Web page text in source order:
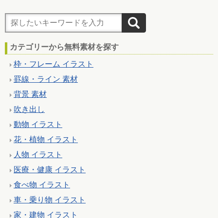
カテゴリーから無料素材を探す
枠・フレーム イラスト
罫線・ライン 素材
背景 素材
吹き出し
動物 イラスト
花・植物 イラスト
人物 イラスト
医療・健康 イラスト
食べ物 イラスト
車・乗り物 イラスト
家・建物 イラスト